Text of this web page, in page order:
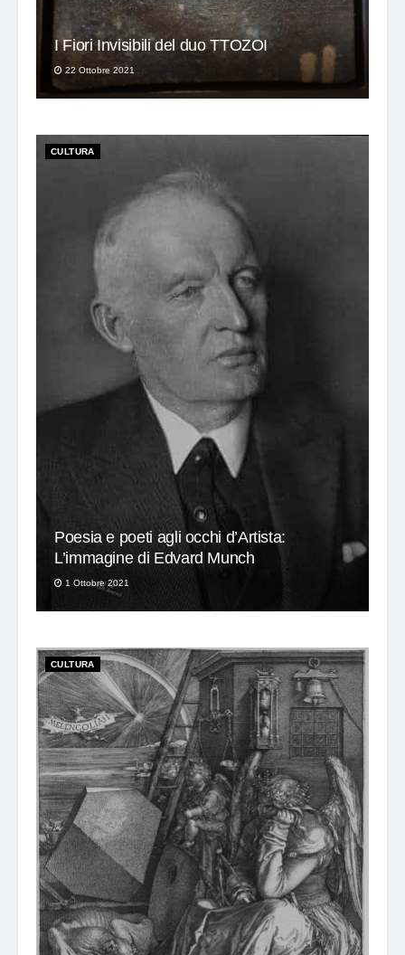
I Fiori Invisibili del duo TTOZOI
22 Ottobre 2021
ATTUALITÀ
Patrick Suskind, Il Profumo
17 Ottobre 2021
CULTURA
Poesia e poeti agli occhi d’Artista:
L’immagine di Edvard Munch
1 Ottobre 2021
NATURA
Gli ultimi brandelli di Terra
CULTURA